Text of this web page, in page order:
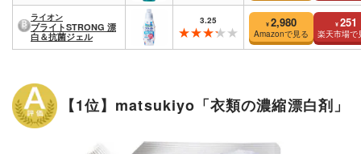
ライオン
ブライトSTRONG 漂
白＆抗菌ジェル
3.25 ¥ 2,980
Amazonで見る
¥ 251
楽天市場で
【1位】matsukiyo「衣類の濃縮漂白剤」